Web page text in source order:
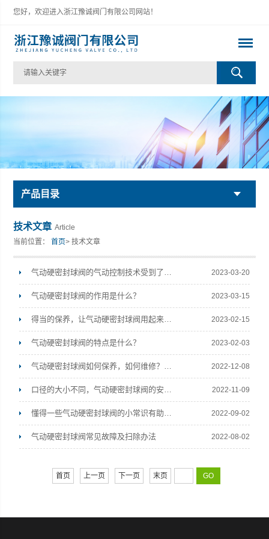
您好，欢迎进入浙江豫诚阀门有限公司网站！
浙江豫诚阀门有限公司
产品目录
技术文章 Article
当前位置：首页> 技术文章
气动硬密封球阀的气动控制技术受到了广泛的应用 2023-03-20
气动硬密封球阀的作用是什么？ 2023-03-15
得当的保养，让气动硬密封球阀用起来更省劲儿 2023-02-15
气动硬密封球阀的特点是什么？ 2023-02-03
气动硬密封球阀如何保养，如何维修？这些门路你都摸清了吗？ 2022-12-08
口径的大小不同，气动硬密封球阀的安装方式也不同 2022-11-09
懂得一些气动硬密封球阀的小常识有助于延长其使用寿命 2022-09-02
气动硬密封球阀常见故障及扫除办法 2022-08-02
首页 上一页 下一页 末页